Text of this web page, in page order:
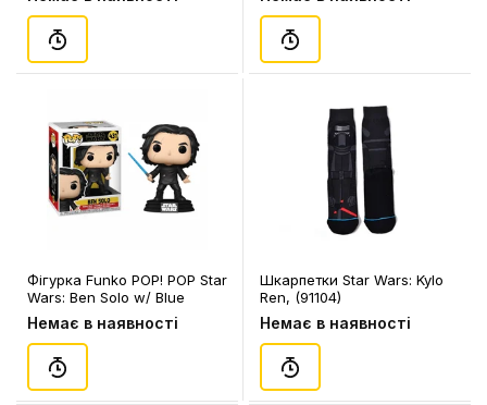
Фігурка Funko POP! POP Star
Wars: Ben Solo w/ Blue
Saber, (51480)
Немає в наявності
Шкарпетки Star Wars: Kylo
Ren, (91104)
Немає в наявності